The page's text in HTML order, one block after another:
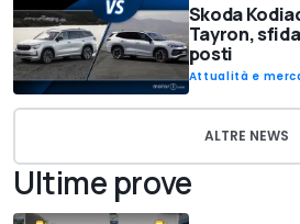
Skoda
Tayron,
posti
Attualità e
ALTRE NEWS
Ultime prove